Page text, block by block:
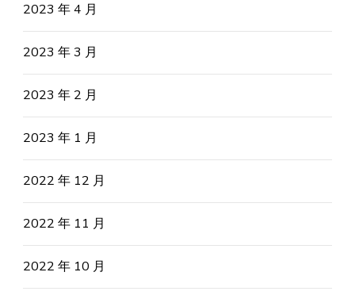
2023 年 4 月
2023 年 3 月
2023 年 2 月
2023 年 1 月
2022 年 12 月
2022 年 11 月
2022 年 10 月